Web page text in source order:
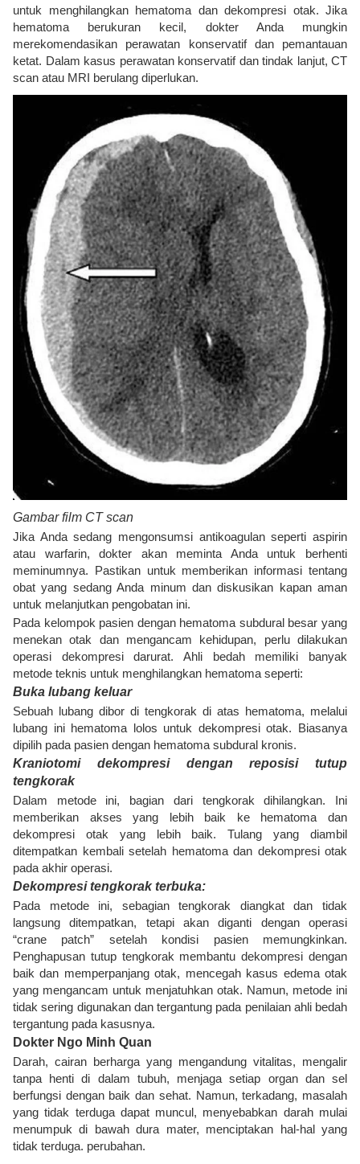
untuk menghilangkan hematoma dan dekompresi otak. Jika
hematoma berukuran kecil, dokter Anda mungkin
merekomendasikan perawatan konservatif dan pemantauan
ketat. Dalam kasus perawatan konservatif dan tindak lanjut, CT
scan atau MRI berulang diperlukan.
Gambar film CT scan
Jika Anda sedang mengonsumsi antikoagulan seperti aspirin
atau warfarin, dokter akan meminta Anda untuk berhenti
meminumnya. Pastikan untuk memberikan informasi tentang
obat yang sedang Anda minum dan diskusikan kapan aman
untuk melanjutkan pengobatan ini.
Pada kelompok pasien dengan hematoma subdural besar yang
menekan otak dan mengancam kehidupan, perlu dilakukan
operasi dekompresi darurat. Ahli bedah memiliki banyak
metode teknis untuk menghilangkan hematoma seperti:
Buka lubang keluar
Sebuah lubang dibor di tengkorak di atas hematoma, melalui
lubang ini hematoma lolos untuk dekompresi otak. Biasanya
dipilih pada pasien dengan hematoma subdural kronis.
Kraniotomi dekompresi dengan reposisi tutup
tengkorak
Dalam metode ini, bagian dari tengkorak dihilangkan. Ini
memberikan akses yang lebih baik ke hematoma dan
dekompresi otak yang lebih baik. Tulang yang diambil
ditempatkan kembali setelah hematoma dan dekompresi otak
pada akhir operasi.
Dekompresi tengkorak terbuka:
Pada metode ini, sebagian tengkorak diangkat dan tidak
langsung ditempatkan, tetapi akan diganti dengan operasi
“crane patch” setelah kondisi pasien memungkinkan.
Penghapusan tutup tengkorak membantu dekompresi dengan
baik dan memperpanjang otak, mencegah kasus edema otak
yang mengancam untuk menjatuhkan otak. Namun, metode ini
tidak sering digunakan dan tergantung pada penilaian ahli bedah
tergantung pada kasusnya.
Dokter Ngo Minh Quan
Darah, cairan berharga yang mengandung vitalitas, mengalir
tanpa henti di dalam tubuh, menjaga setiap organ dan sel
berfungsi dengan baik dan sehat. Namun, terkadang, masalah
yang tidak terduga dapat muncul, menyebabkan darah mulai
menumpuk di bawah dura mater, menciptakan hal-hal yang
tidak terduga. perubahan.